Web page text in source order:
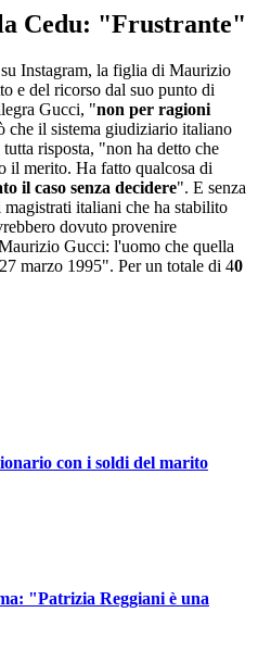
Cedu: "Frustrante"
Instagram, la figlia di Maurizio
e del ricorso dal suo punto di
Gucci, "non per ragioni
che il sistema giudiziario italiano
risposta, "non ha detto che
il merito. Ha fatto qualcosa di
il caso senza decidere". E senza
italiani che ha stabilito
dovuto provenire
Gucci: l'uomo che quella
marzo 1995". Per un totale di 40
con i soldi del marito
"Patrizia Reggiani è una